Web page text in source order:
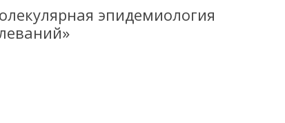
эпидемиология